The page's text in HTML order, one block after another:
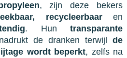
, zijn deze bekers
recycleerbaaren
. Hun transparante
de dranken terwijl de
wordt beperkt, zelfs na